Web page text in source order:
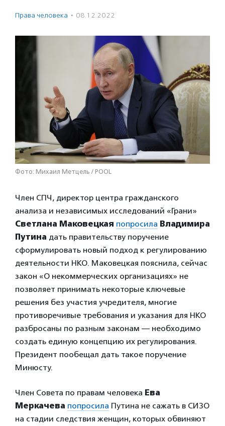
Права человека · 08.12.2022
Фото: Михаил Метцель / POOL
Член СПЧ, директор центра гражданского
анализа и независимых исследований «Грани»
Светлана Маковецкая попросила Владимира
Путина дать правительству поручение
сформулировать новый подход к регулированию
деятельности НКО. Маковецкая пояснила, сейчас
закон «О некоммерческих организациях» не
позволяет принимать некоторые ключевые
решения без участия учредителя, многие
противоречивые требования и указания для НКО
разбросаны по разным законам — необходимо
создать единую концепцию их регулирования.
Президент пообещал дать такое поручение
Минюсту.
Член Совета по правам человека Ева
Меркачева попросила Путина не сажать в СИЗО
на стадии следствия женщин, которых обвиняют